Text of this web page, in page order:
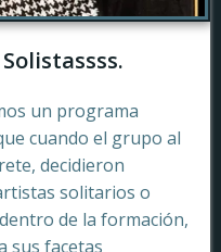
un programa
cuando el grupo al
decidieron
solitarios o
de la formación,
sus facetas